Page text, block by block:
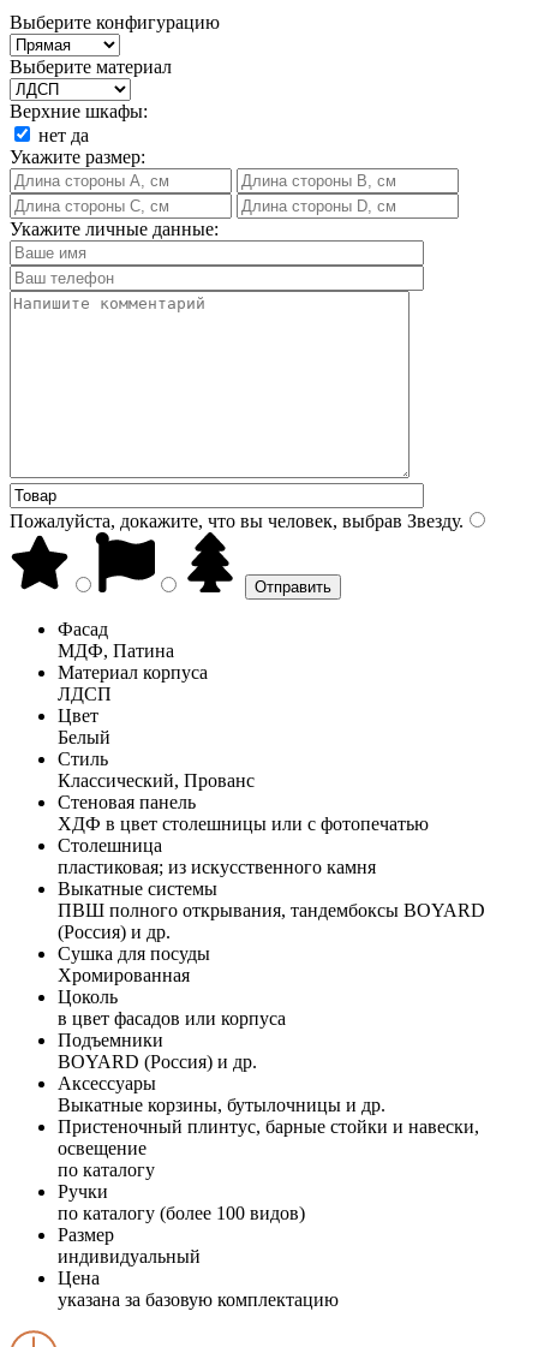
Выберите конфигурацию
Выберите материал
Верхние шкафы:
нет да
Укажите размер:
Укажите личные данные:
Пожалуйста, докажите, что вы человек, выбрав Звезду.
Фасад
МДФ, Патина
Материал корпуса
ЛДСП
Цвет
Белый
Стиль
Классический, Прованс
Стеновая панель
ХДФ в цвет столешницы или с фотопечатью
Столешница
пластиковая; из искусственного камня
Выкатные системы
ПВШ полного открывания, тандембоксы BOYARD
(Россия) и др.
Сушка для посуды
Хромированная
Цоколь
в цвет фасадов или корпуса
Подъемники
BOYARD (Россия) и др.
Аксессуары
Выкатные корзины, бутылочницы и др.
Пристеночный плинтус, барные стойки и навески,
освещение
по каталогу
Ручки
по каталогу (более 100 видов)
Размер
индивидуальный
Цена
указана за базовую комплектацию